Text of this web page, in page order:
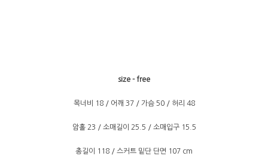
size - free
목너비 18 / 어깨 37 / 가슴 50 / 허리 48
암홀 23 / 소매길이 25.5 / 소매입구 15.5
총길이 118 / 스커트 밑단 단면 107 cm